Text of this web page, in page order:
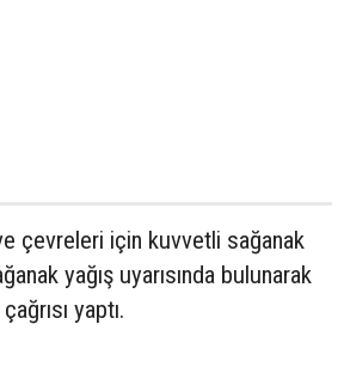
çevreleri için kuvvetli sağanak
yağış uyarısında bulunarak
yaptı.